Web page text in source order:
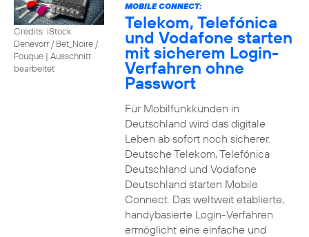
Credits: iStock
Denevorr / Bet_Noire /
Fouque | Ausschnitt
bearbeitet
MOBILE CONNECT:
Telekom, Telefónica
und Vodafone starten
mit sicherem Login-
Verfahren ohne
Passwort
Für Mobilfunkkunden in
Deutschland wird das digitale
Leben ab sofort noch sicherer.
Deutsche Telekom, Telefónica
Deutschland und Vodafone
Deutschland starten Mobile
Connect. Das weltweit etablierte,
handybasierte Login-Verfahren
ermöglicht eine einfache und